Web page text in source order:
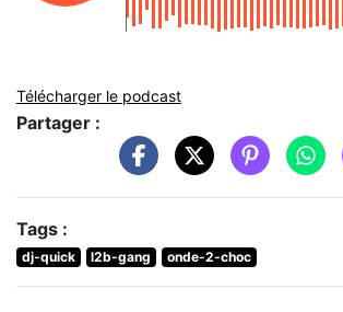
Télécharger le podcast
Partager :
Tags :
dj-quick l2b-gang onde-2-choc